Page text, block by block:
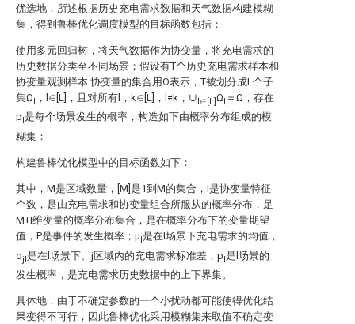
优选地，所述根据历史充电需求数据和天气数据构建模糊
集，得到鲁棒优化调度模型的目标函数包括：
使用多元回归树，将天气数据作为协变量，将充电需求的
历史数据分类至不同场景；假设有T个历史充电需求样本和
协变量观测样本 协变量的集合用Ω表示，T被划分成L个子
集Ωl ，l∈[L]，且对所有l，k∈[L]，l≠k，∪l∈[L]Ωl ＝Ω，存在
pl是每个场景发生的概率，构造如下由概率分布组成的模
糊集：
构建鲁棒优化模型中的目标函数如下：
其中，M是区域数量，[M]是1到M的集合，I是协变量特征
个数， 是由充电需求和协变量组合所服从的概率分布， 足
M+I维变量的概率分布集合， 是在概率分布下的变量期望
值，P是事件的发生概率；μl是在l场景下充电需求的均值，
σjl是在l场景下、j区域内的充电需求标准差，pl是l场景的
发生概率， 是充电需求历史数据中的上下界集。
具体地，由于不确定参数的一个小扰动都可能使得优化结
果变得不可行，因此鲁棒优化采用模糊集来取值不确定变